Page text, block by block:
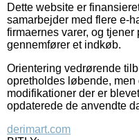
Dette website er
samarbejder med flere e-
firmaernes varer, og
gennemfører et indkøb.
Orientering vedrørende
opretholdes løbende, men
modifikationer der er
opdaterede de anvendte
derimart.com